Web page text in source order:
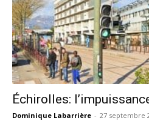
Échirolles:
Dominique Labarrière - 27 septembre